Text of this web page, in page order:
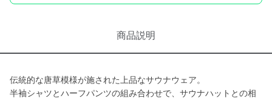
商品説明
伝統的な唐草模様が施された上品なサウナウェア。
半袖シャツとハーフパンツの組み合わせで、サウナハットとの相